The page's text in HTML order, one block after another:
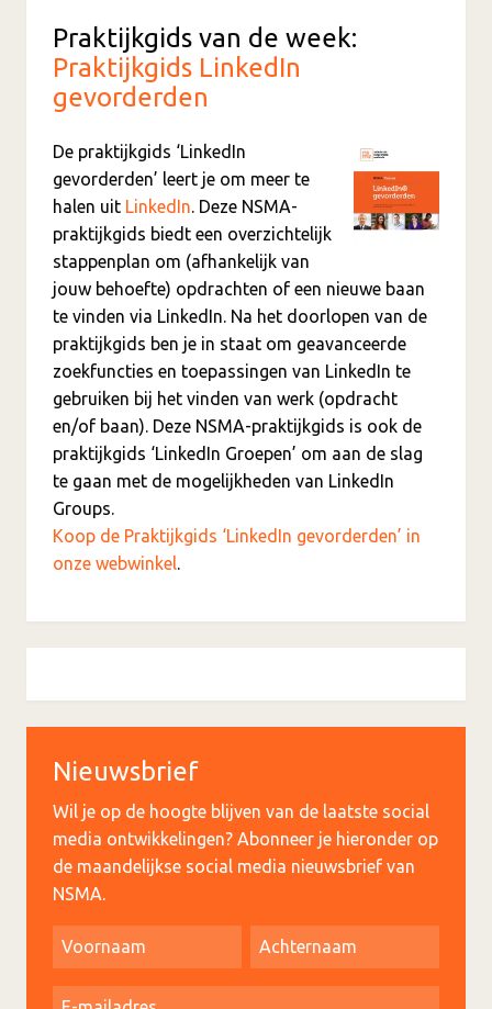
Praktijkgids van de week:
Praktijkgids LinkedIn
gevorderden
De praktijkgids ‘LinkedIn
gevorderden’ leert je om meer te
halen uit LinkedIn. Deze NSMA-
praktijkgids biedt een overzichtelijk
stappenplan om (afhankelijk van
jouw behoefte) opdrachten of een nieuwe baan
te vinden via LinkedIn. Na het doorlopen van de
praktijkgids ben je in staat om geavanceerde
zoekfuncties en toepassingen van LinkedIn te
gebruiken bij het vinden van werk (opdracht
en/of baan). Deze NSMA-praktijkgids is ook de
praktijkgids ‘LinkedIn Groepen’ om aan de slag
te gaan met de mogelijkheden van LinkedIn
Groups.
Koop de Praktijkgids ‘LinkedIn gevorderden’ in
onze webwinkel.
Nieuwsbrief
Wil je op de hoogte blijven van de laatste social
media ontwikkelingen? Abonneer je hieronder op
de maandelijkse social media nieuwsbrief van
NSMA.